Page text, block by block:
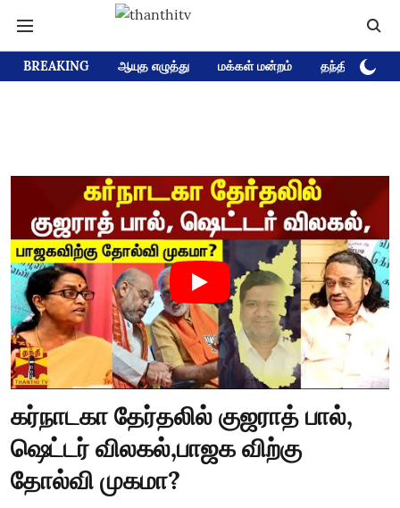
BREAKING ஆயுத எழுத்து மக்கள் மன்றம் தந்தி டிவி
கர்நாடகா தேர்தலில் குஜராத் பால்,
ஷெட்டர் விலகல்,பாஜக விற்கு
தோல்வி முகமா?